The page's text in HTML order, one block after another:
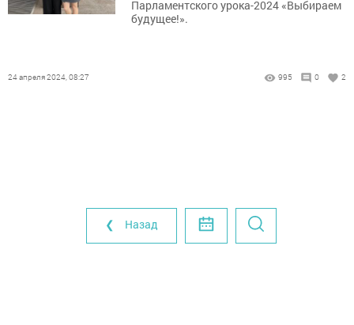
Парламентского урока-2024 «Выбираем
будущее!».
24 апреля 2024, 08:27 995 0 2
❮ Назад